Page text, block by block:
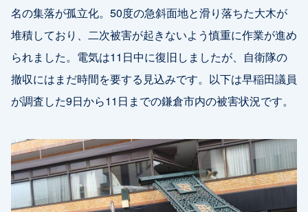
名の集落が孤立化。50度の急斜面地と滑り落ちた大木が
堆積しており、二次被害が起きないよう慎重に作業が進め
られました。電気は11日中に復旧しましたが、自衛隊の
撤収にはまだ時間を要する見込みです。以下は早稲田議員
が調査した9日から11日までの鎌倉市内の被害状況です。